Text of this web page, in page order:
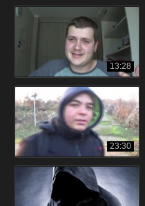
13:28
23:30